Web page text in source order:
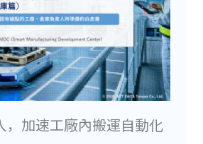
，加速工廠內搬運自動化